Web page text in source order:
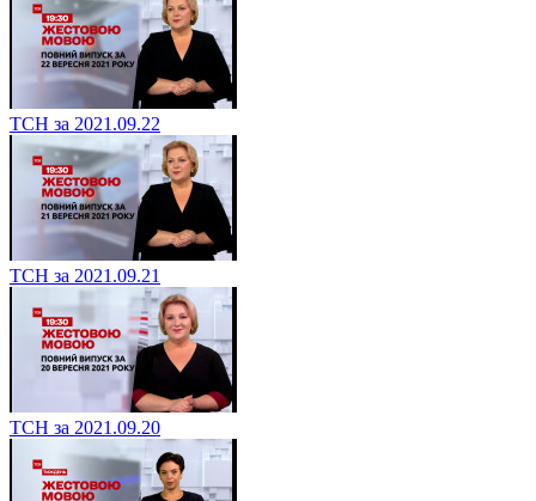
ТСН за 2021.09.22
ТСН за 2021.09.21
ТСН за 2021.09.20